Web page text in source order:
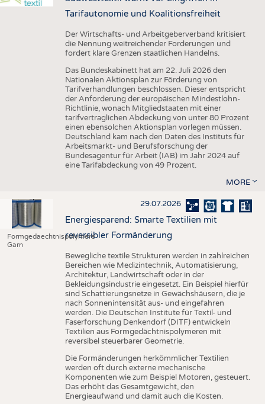
Tarifautonomie und Koalitionsfreiheit
Der Wirtschafts- und Arbeitgeberverband kritisiert
die Nennung weitreichender Forderungen und
fordert klare Grenzen staatlichen Handelns.
Das Bundeskabinett hat am 22. Juli 2026 den
Nationalen Aktionsplan zur Förderung von
Tarifverhandlungen beschlossen. Dieser entspricht
der Anforderung der europäischen Mindestlohn-
Richtlinie, wonach Mitgliedstaaten mit einer
tarifvertraglichen Abdeckung von unter 80 Prozent
einen ebensolchen Aktionsplan vorlegen müssen.
Deutschland kam nach den Daten des Instituts für
Arbeitsmarkt- und Berufsforschung der
Bundesagentur für Arbeit (IAB) im Jahr 2024 auf
eine Tarifabdeckung von 49 Prozent.
MORE
Formgedaechtnispolymere
Garn
29.07.2026
Energiesparend: Smarte Textilien mit
reversibler Formänderung
Bewegliche textile Strukturen werden in zahlreichen
Bereichen wie Medizintechnik, Automatisierung,
Architektur, Landwirtschaft oder in der
Bekleidungsindustrie eingesetzt. Ein Beispiel hierfür
sind Schattierungsnetze in Gewächshäusern, die je
nach Sonnenintensität aus- und eingefahren
werden. Die Deutschen Institute für Textil- und
Faserforschung Denkendorf (DITF) entwickeln
Textilien aus Formgedächtnispolymeren mit
reversibel steuerbarer Geometrie.
Die Formänderungen herkömmlicher Textilien
werden oft durch externe mechanische
Komponenten wie zum Beispiel Motoren, gesteuert.
Das erhöht das Gesamtgewicht, den
Energieaufwand und damit auch die Kosten.